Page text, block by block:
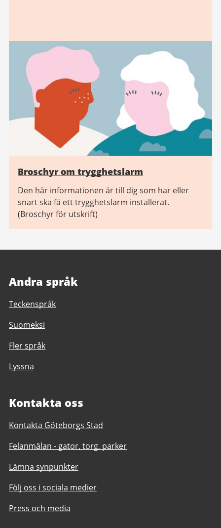
Broschyr om trygghetslarm
Den här informationen är till dig som har eller
snart ska få ett trygghetslarm installerat.
(Broschyr för utskrift)
Andra språk
Teckenspråk
Suomeksi
Fler språk
Lyssna
Kontakta oss
Kontakta Göteborgs Stad
Felanmälan - gator, torg, parker
Lämna synpunkter
Följ oss i sociala medier
Press och media